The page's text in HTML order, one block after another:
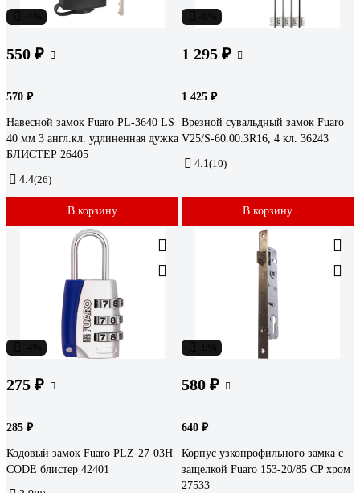
550 ₽
570 ₽
Навесной замок Fuaro PL-3640 LS
40 мм 3 англ.кл. удлиненная дужка
БЛИСТЕР 26405
4.4(26)
В корзину
1 295 ₽
1 425 ₽
Врезной сувальдный замок Fuaro
V25/S-60.00.3R16, 4 кл. 36243
4.1 (10)
В корзину
275 ₽
285 ₽
Кодовый замок Fuaro PLZ-27-03H
CODE блистер 42401
580 ₽
640 ₽
Корпус узкопрофильного замка с
защелкой Fuaro 153-20/85 CP хром
27533